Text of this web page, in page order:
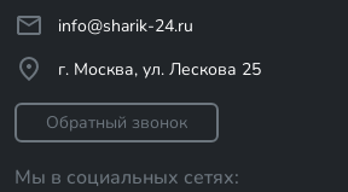
info@sharik-24.ru
г. Москва, ул. Лескова 25
Обратный звонок
Мы в социальных сетях: